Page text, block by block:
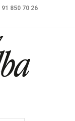
91 850 70 26